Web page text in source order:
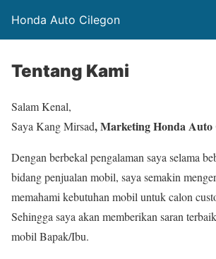
Honda Auto Cilegon
Tentang Kami
Salam Kenal,
Saya Kang Mirsad, Marketing Honda Auto
Dengan berbekal pengalaman saya selama
bidang penjualan mobil, saya semakin
memahami kebutuhan mobil untuk calon
Sehingga saya akan memberikan saran
mobil Bapak/Ibu.